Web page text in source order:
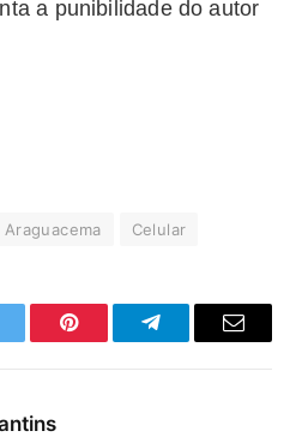
a punibilidade do autor
Araguacema Celular
Pinterest TelegramaE-